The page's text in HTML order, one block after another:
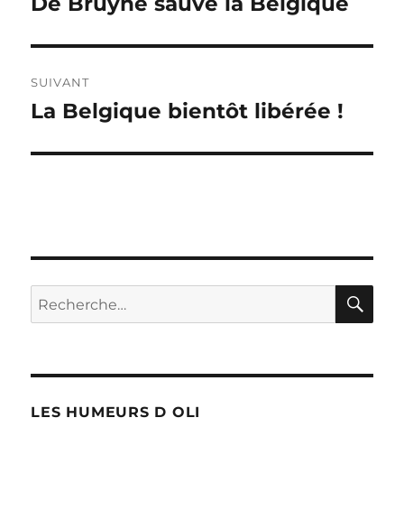
SUIVANT
Publication
La Belgique bientôt libérée !
Recherche
pour :
LES HUMEURS D OLI